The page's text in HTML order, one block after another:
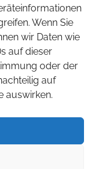
Wenn Sie
wir Daten wie
auf dieser
oder der
auf
auswirken.